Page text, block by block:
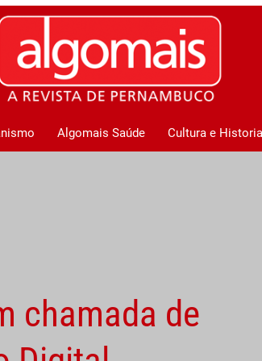
Algomais Saúde Cultura e Historia
chamada de